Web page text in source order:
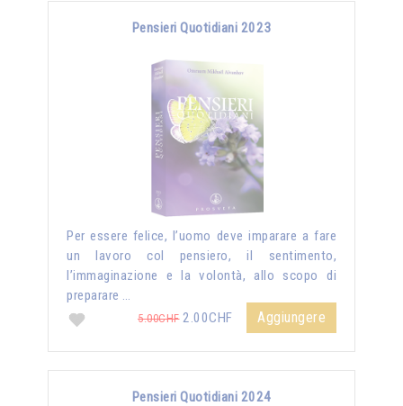
Pensieri Quotidiani 2023
Per essere felice, l’uomo deve imparare a fare
un lavoro col pensiero, il sentimento,
l’immaginazione e la volontà, allo scopo di
preparare …
5.00CHF2.00CHF Aggiungere
Pensieri Quotidiani 2024